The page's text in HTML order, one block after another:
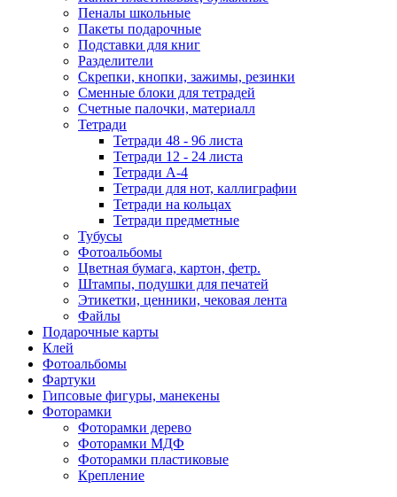
Пеналы школьные
Пакеты подарочные
Подставки для книг
Разделители
Скрепки, кнопки, зажимы, резинки
Сменные блоки для тетрадей
Счетные палочки, материалл
Тетради
Тетради 48 - 96 листа
Тетради 12 - 24 листа
Тетради А-4
Тетради для нот, каллиграфии
Тетради на кольцах
Тетради предметные
Тубусы
Фотоальбомы
Цветная бумага, картон, фетр.
Штампы, подушки для печатей
Этикетки, ценники, чековая лента
Файлы
Подарочные карты
Клей
Фотоальбомы
Фартуки
Гипсовые фигуры, манекены
Фоторамки
Фоторамки дерево
Фоторамки МДФ
Фоторамки пластиковые
Крепление